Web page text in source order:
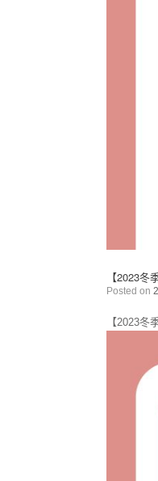
【2023冬
Posted on
【2023冬